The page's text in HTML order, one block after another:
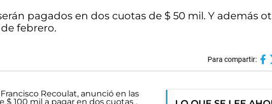
pagados en dos cuotas de $ 50 mil. Y además
febrero.
Para compartir: